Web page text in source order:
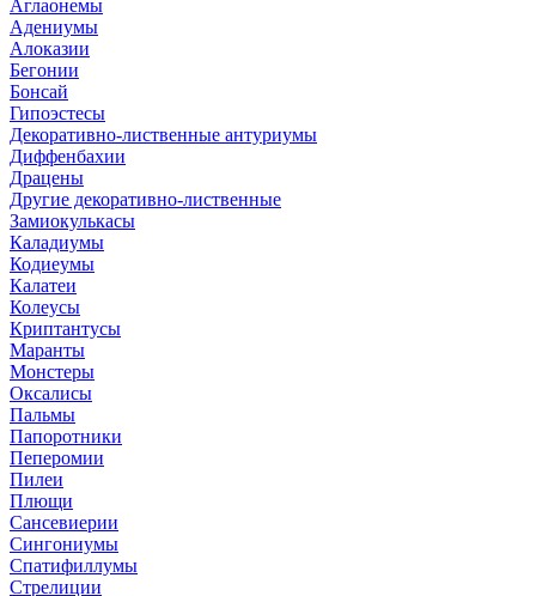
Аглаонемы
Адениумы
Алоказии
Бегонии
Бонсай
Гипоэстесы
Декоративно-лиственные антуриумы
Диффенбахии
Драцены
Другие декоративно-лиственные
Замиокулькасы
Каладиумы
Кодиеумы
Калатеи
Колеусы
Криптантусы
Маранты
Монстеры
Оксалисы
Пальмы
Папоротники
Пеперомии
Пилеи
Плющи
Сансевиерии
Сингониумы
Спатифиллумы
Стрелиции